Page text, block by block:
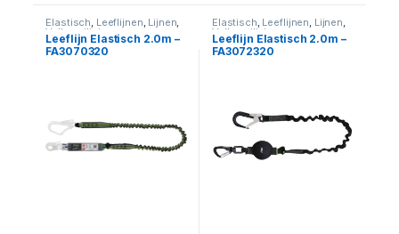
Elastisch, Leeflijnen, Lijnen,
Valbeveiliging
Leeflijn Elastisch 2.0m –
FA3070320
Elastisch, Leeflijnen, Lijnen,
Valbeveiliging
Leeflijn Elastisch 2.0m –
FA3072320